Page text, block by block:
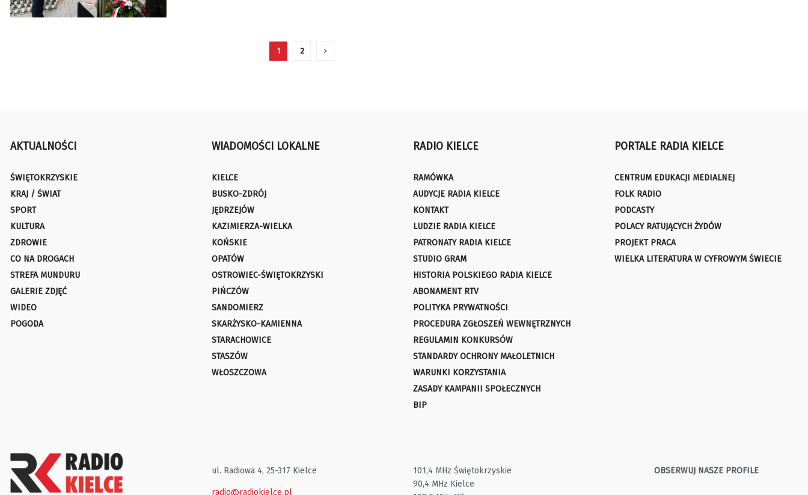
1 2
AKTUALNOŚCI
ŚWIĘTOKRZYSKIE
KRAJ / ŚWIAT
SPORT
KULTURA
ZDROWIE
CO NA DROGACH
STREFA MUNDURU
GALERIE ZDJĘĆ
WIDEO
POGODA
WIADOMOŚCI LOKALNE
KIELCE
BUSKO-ZDRÓJ
JĘDRZEJÓW
KAZIMIERZA-WIELKA
KOŃSKIE
OPATÓW
OSTROWIEC-ŚWIĘTOKRZYSKI
PIŃCZÓW
SANDOMIERZ
SKARŻYSKO-KAMIENNA
STARACHOWICE
STASZÓW
WŁOSZCZOWA
RADIO KIELCE
RAMÓWKA
AUDYCJE RADIA KIELCE
KONTAKT
LUDZIE RADIA KIELCE
PATRONATY RADIA KIELCE
STUDIO GRAM
HISTORIA POLSKIEGO RADIA KIELCE
ABONAMENT RTV
POLITYKA PRYWATNOŚCI
PROCEDURA ZGŁOSZEŃ WEWNĘTRZNYCH
REGULAMIN KONKURSÓW
STANDARDY OCHRONY MAŁOLETNICH
WARUNKI KORZYSTANIA
ZASADY KAMPANII SPOŁECZNYCH
BIP
PORTALE RADIA KIELCE
CENTRUM EDUKACJI MEDIALNEJ
FOLK RADIO
PODCASTY
POLACY RATUJĄCYCH ŻYDÓW
PROJEKT PRACA
WIELKA LITERATURA W CYFROWYM ŚWIECIE
ul. Radiowa 4, 25-317 Kielce
radio@radiokielce.pl
101,4 MHz Świętokrzyskie
90,4 MHz Kielce
OBSERWUJ NASZE PROFILE